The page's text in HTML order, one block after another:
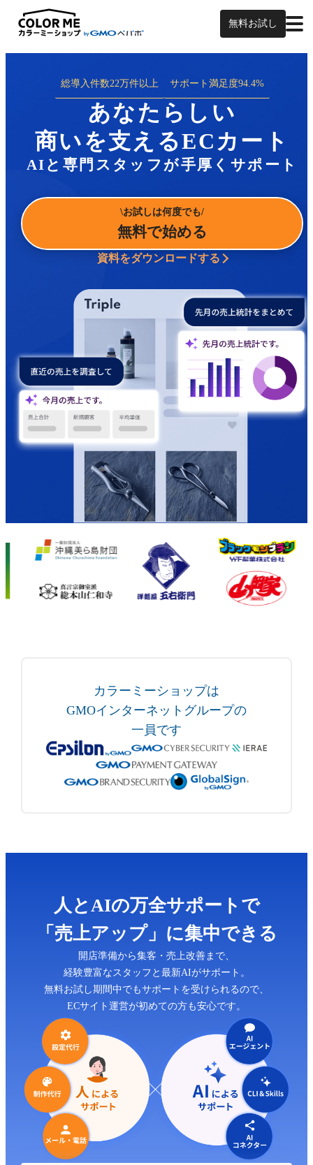
無料お試し
総導入件数22万件以上 サポート満足度94.4%
あなたらしい
商いを支えるECカート
AIと専門スタッフが手厚くサポート
お試しは何度でも
無料で始める
資料をダウンロードする
カラーミーショップは
GMOインターネットグループの
一員です
人とAIの万全サポートで
「売上アップ」に集中できる
開店準備から集客・売上改善まで、
経験豊富なスタッフと最新AIがサポート。
無料お試し期間中でもサポートを受けられるので、
ECサイト運営が初めての方も安心です。